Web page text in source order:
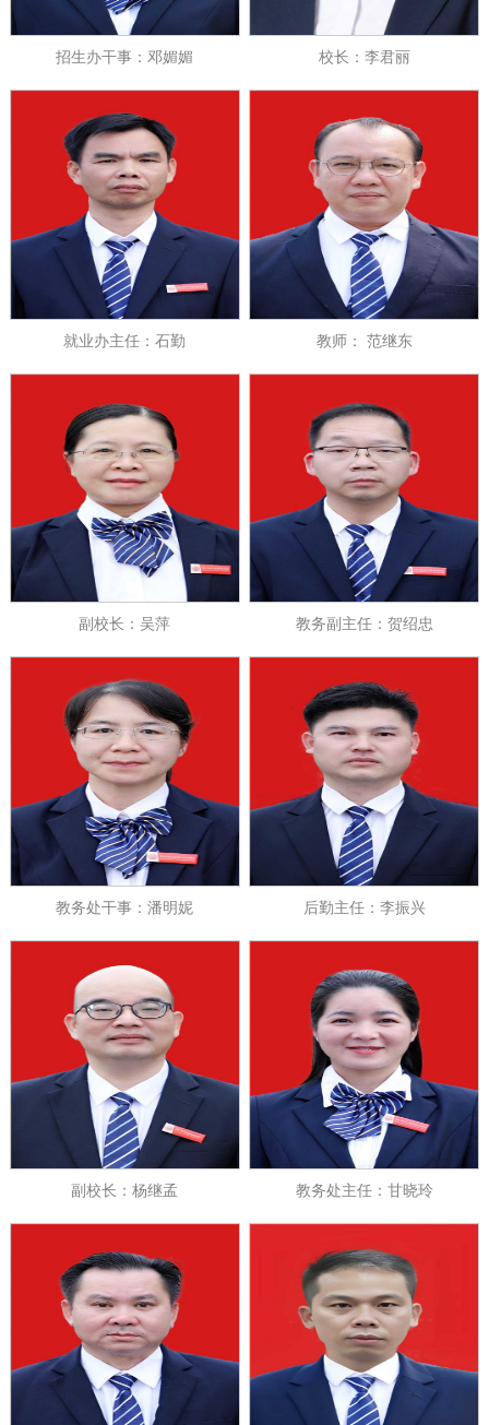
招生办干事：邓媚媚 校长：李君丽
就业办主任：石勤 教师： 范继东
副校长：吴萍 教务副主任：贺绍忠
教务处干事：潘明妮 后勤主任：李振兴
副校长：杨继孟 教务处主任：甘晓玲